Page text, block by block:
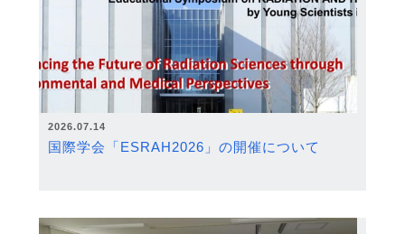
2026.07.14
国際学会「ESRAH2026」の開催について